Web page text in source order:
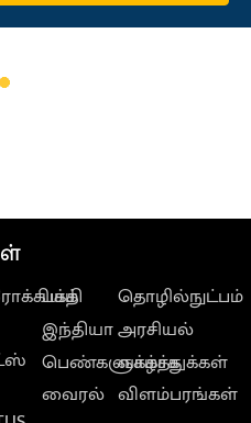
பக்தி
இந்தியா
பெண்களுக்காக
வைரல்
தொழில்நுட்பம்
அரசியல்
வாழ்த்துக்கள்
விளம்பரங்கள்